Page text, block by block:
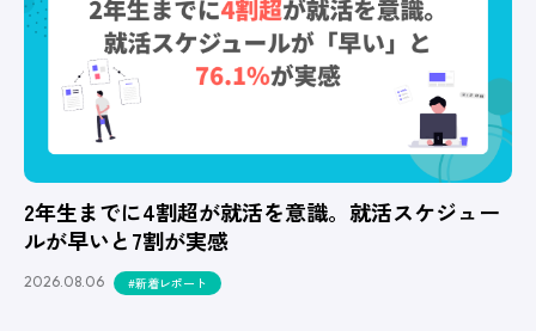
2年生までに4割超が就活を意識。就活スケジュー
ルが早いと7割が実感
2026.08.06 #新着レポート